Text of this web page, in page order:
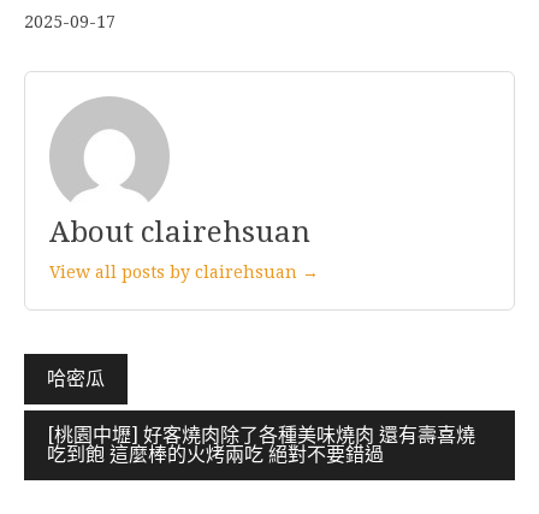
2025-09-17
About clairehsuan
View all posts by clairehsuan →
文
章
導
覽
哈密瓜
[桃園中壢] 好客燒肉除了各種美味燒肉 還有壽喜燒
吃到飽 這麼棒的火烤兩吃 絕對不要錯過